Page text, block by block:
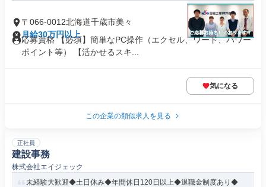
〒066-0012北海道千歳市美々
月給30万円以上
応募資格 【必須】簡単なPC操作（エクセル、ワード、パワー
ポイント等） 【活かせるスキ...
気になる
この企業の類似求人を見る
正社員
建設事務
株式会社エイジェック
未経験大歓迎◆土日休み◆年間休日120日以上◆退職金制度あり◆